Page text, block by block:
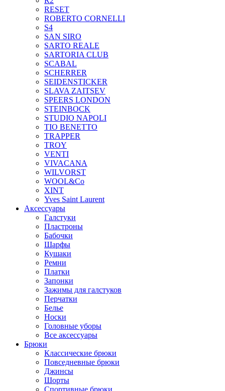
RESET
ROBERTO CORNELLI
S4
SAN SIRO
SARTO REALE
SARTORIA CLUB
SCABAL
SCHERRER
SEIDENSTICKER
SLAVA ZAITSEV
SPEERS LONDON
STEINBOCK
STUDIO NAPOLI
TIO BENETTO
TRAPPER
TROY
VENTI
VIVACANA
WILVORST
WOOL&Co
XINT
Yves Saint Laurent
Аксессуары
Галстуки
Пластроны
Бабочки
Шарфы
Кушаки
Ремни
Платки
Запонки
Зажимы для галстуков
Перчатки
Белье
Носки
Головные уборы
Все аксессуары
Брюки
Классические брюки
Повседневные брюки
Джинсы
Шорты
Спортивные брюки